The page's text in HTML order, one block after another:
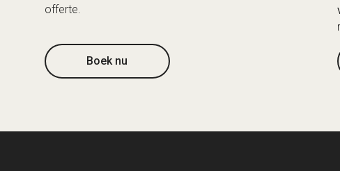
offerte.
Boek nu